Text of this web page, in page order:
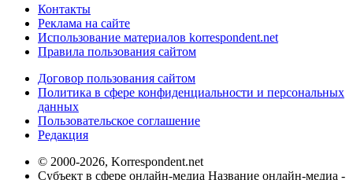
Контакты
Реклама на сайте
Использование материалов korrespondent.net
Правила пользования сайтом
Договор пользования сайтом
Политика в сфере конфиденциальности и персональных
данных
Пользовательское соглашение
Редакция
© 2000-2026, Korrespondent.net
Субъект в сфере онлайн-медиа Название онлайн-медиа -